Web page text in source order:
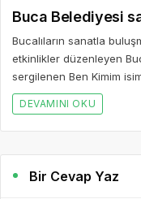
Buca Belediyesi
Bucalıların sanatla
etkinlikler düzenleyen
sergilenen Ben Kimim
DEVAMINI OKU
Bir Cevap Yaz